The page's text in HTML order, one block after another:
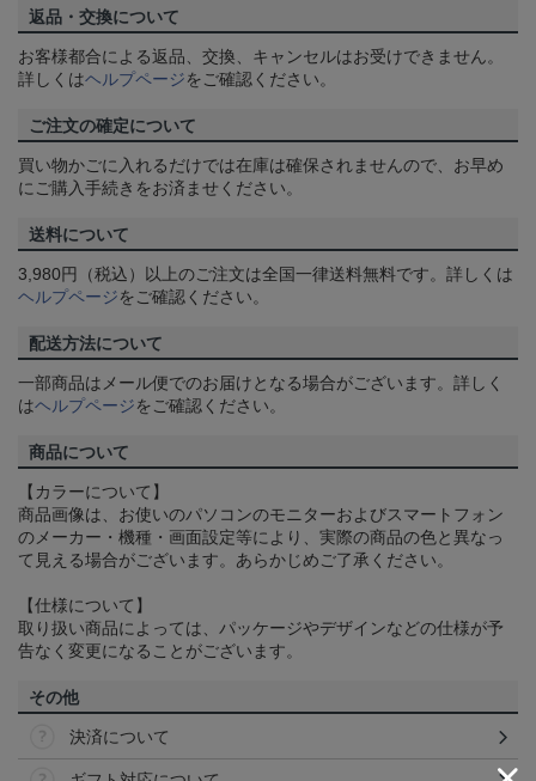
返品・交換について
お客様都合による返品、交換、キャンセルはお受けできません。
詳しくはヘルプページをご確認ください。
ご注文の確定について
買い物かごに入れるだけでは在庫は確保されませんので、お早め
にご購入手続きをお済ませください。
送料について
3,980円（税込）以上のご注文は全国一律送料無料です。詳しくは
ヘルプページをご確認ください。
配送方法について
一部商品はメール便でのお届けとなる場合がございます。詳しく
はヘルプページをご確認ください。
商品について
【カラーについて】
商品画像は、お使いのパソコンのモニターおよびスマートフォン
のメーカー・機種・画面設定等により、実際の商品の色と異なっ
て見える場合がございます。あらかじめご了承ください。
【仕様について】
取り扱い商品によっては、パッケージやデザインなどの仕様が予
告なく変更になることがございます。
その他
決済について